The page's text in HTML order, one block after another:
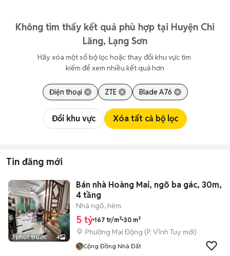
Không tìm thấy kết quả phù hợp tại Huyện Chi
Lăng, Lạng Sơn
Hãy xóa một số bộ lọc hoặc thay đổi khu vực tìm
kiếm để xem nhiều kết quả hơn
Điện thoại ZTE Blade A76
Đổi khu vực Xóa tất cả bộ lọc
Tin đăng mới
1 phút trước 4
Bán nhà Hoàng Mai, ngõ ba gác, 30m,
4 tầng
Nhà ngõ, hẻm
5 tỷ 167 tr/m² 30 m²
Phường Mai Động (P. Vĩnh Tuy mới)
Cộng Đồng Nhà Đất